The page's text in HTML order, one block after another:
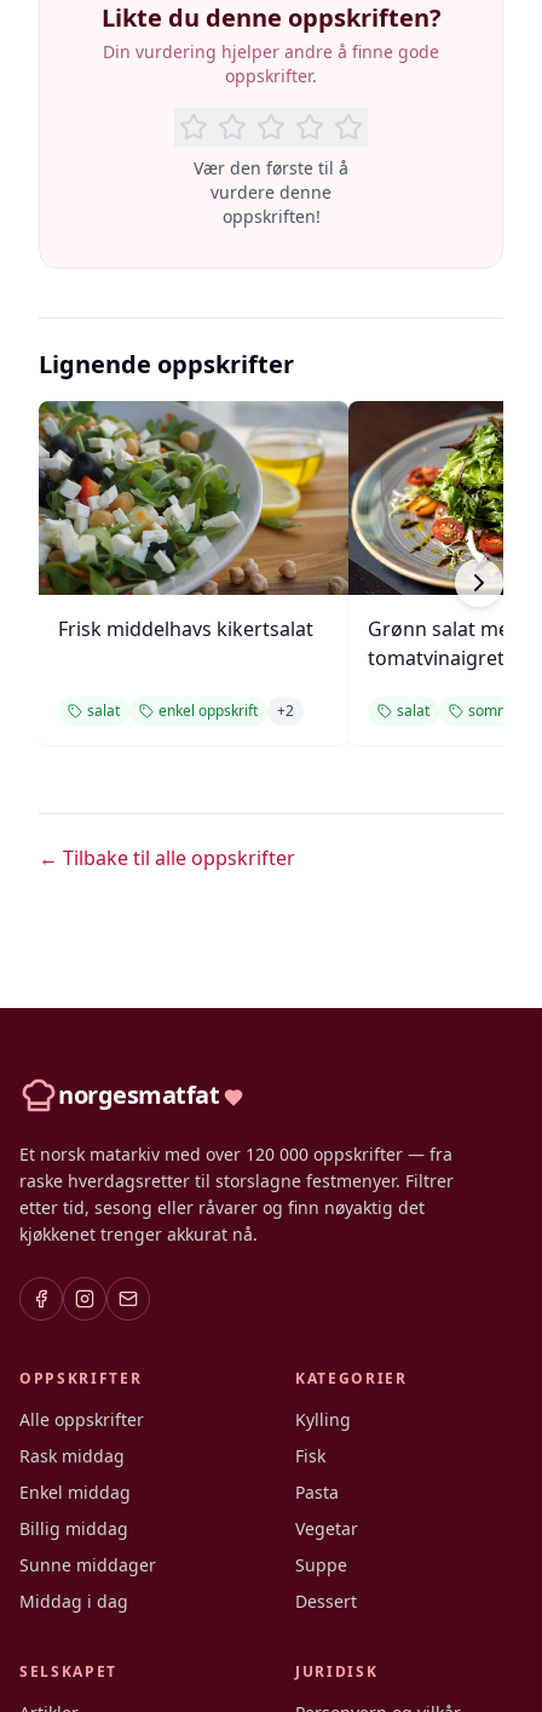
Likte du denne oppskriften?
Din vurdering hjelper andre å finne gode
oppskrifter.
Vær den første til å
vurdere denne
oppskriften!
Lignende oppskrifter
Frisk middelhavs kikertsalat
salat enkel oppskrift +2
Grønn salat med
tomatvinaigrette
salat sommer
← Tilbake til alle oppskrifter
norgesmatfat
Et norsk matarkiv med over 120 000 oppskrifter — fra
raske hverdagsretter til storslagne festmenyer. Filtrer
etter tid, sesong eller råvarer og finn nøyaktig det
kjøkkenet trenger akkurat nå.
OPPSKRIFTER
Alle oppskrifter
Rask middag
Enkel middag
Billig middag
Sunne middager
Middag i dag
KATEGORIER
Kylling
Fisk
Pasta
Vegetar
Suppe
Dessert
SELSKAPET JURIDISK